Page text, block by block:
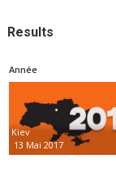
Results
Année
Kiev
13 Mai 2017